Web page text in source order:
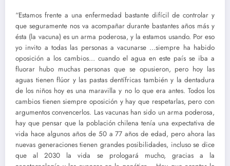
“Estamos frente a una enfermedad bastante difícil de controlar y
que seguramente nos va acompañar durante bastantes años más y
ésta (la vacuna) es un arma poderosa, y la estamos usando. Por eso
yo invito a todas las personas a vacunarse …siempre ha habido
oposición a los cambios… cuando el agua en este país se iba a
fluorar hubo muchas personas que se opusieron, pero hoy las
aguas tienen flúor y las pastas dentífricas también y la dentadura
de los niños hoy es una maravilla y no lo que era antes. Todos los
cambios tienen siempre oposición y hay que respetarlas, pero con
argumentos convencerlos. Las vacunas han sido un arma poderosa,
hay que pensar que la población chilena tenía una expectativa de
vida hace algunos años de 50 a 77 años de edad, pero ahora las
nuevas generaciones tienen grandes posibilidades, incluso se dice
que al 2030 la vida se prologará mucho, gracias a la